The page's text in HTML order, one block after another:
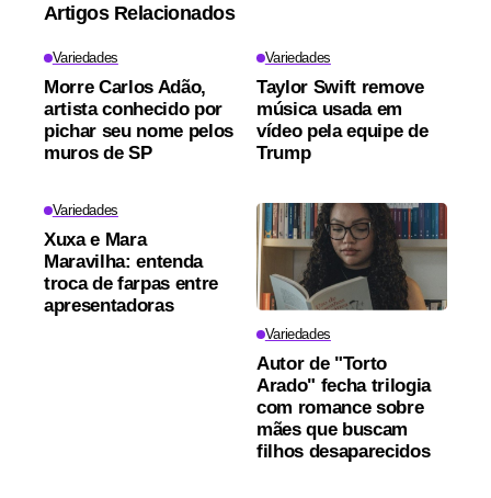
Artigos Relacionados
Variedades
Morre Carlos Adão,
artista conhecido por
pichar seu nome pelos
muros de SP
Variedades
Taylor Swift remove
música usada em
vídeo pela equipe de
Trump
Variedades
Xuxa e Mara
Maravilha: entenda
troca de farpas entre
apresentadoras
Variedades
Autor de "Torto
Arado" fecha trilogia
com romance sobre
mães que buscam
filhos desaparecidos